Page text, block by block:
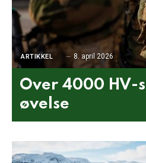
ARTIKKEL 8. april 2026
Over 4000 HV-
øvelse